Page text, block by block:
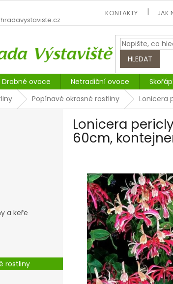
KONTAKTY JAK
HLEDAT
Drobné ovoce Netradiční ovoce
Popínavé okrasné rostliny Lonicera
a keře
rostliny
Lonicera
60cm,